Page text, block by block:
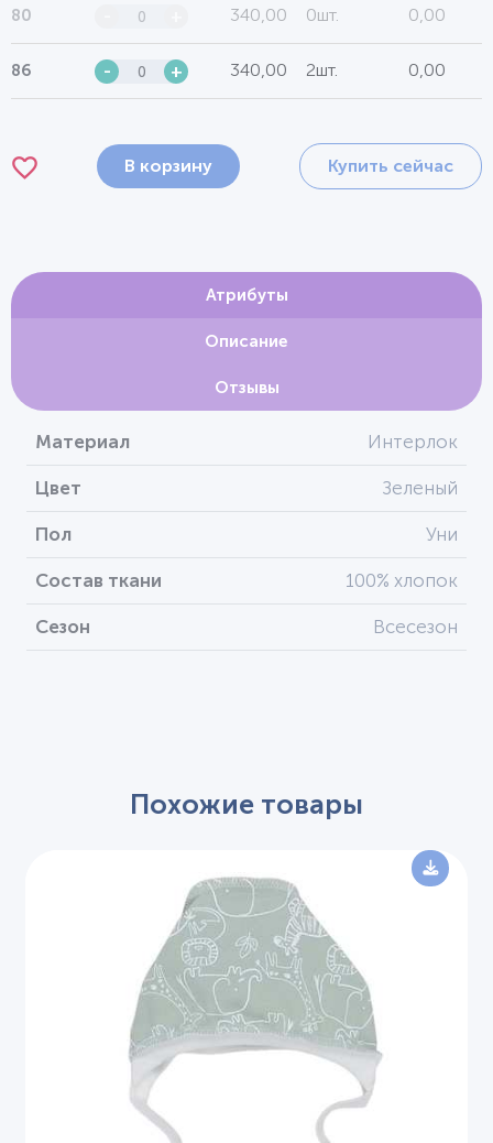
80 340,00 0шт. 0,00
86 - + 340,00 2шт. 0,00
В корзину Купить сейчас
Атрибуты
Описание
Отзывы
Материал Интерлок
Цвет Зеленый
Пол Уни
Состав ткани 100% хлопок
Сезон Всесезон
Похожие товары